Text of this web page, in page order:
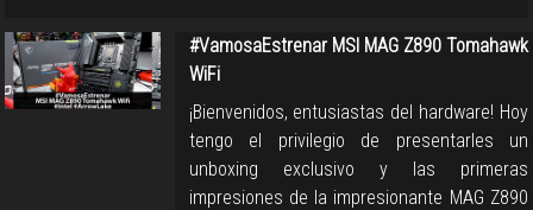
#VamosaEstrenar MSI MAG Z890 Tomahawk
WiFi
¡Bienvenidos, entusiastas del hardware! Hoy
tengo el privilegio de presentarles un
unboxing exclusivo y las primeras
impresiones de la impresionante MAG Z890